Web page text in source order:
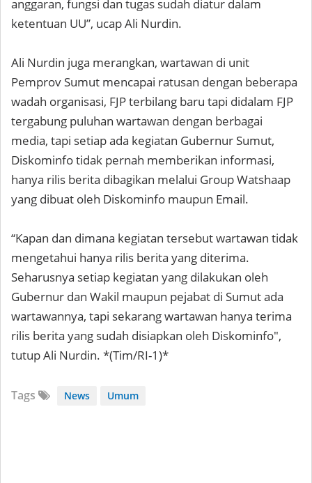
anggaran, fungsi dan tugas sudah diatur dalam
ketentuan UU”, ucap Ali Nurdin.
Ali Nurdin juga merangkan, wartawan di unit
Pemprov Sumut mencapai ratusan dengan beberapa
wadah organisasi, FJP terbilang baru tapi didalam FJP
tergabung puluhan wartawan dengan berbagai
media, tapi setiap ada kegiatan Gubernur Sumut,
Diskominfo tidak pernah memberikan informasi,
hanya rilis berita dibagikan melalui Group Watshaap
yang dibuat oleh Diskominfo maupun Email.
“Kapan dan dimana kegiatan tersebut wartawan tidak
mengetahui hanya rilis berita yang diterima.
Seharusnya setiap kegiatan yang dilakukan oleh
Gubernur dan Wakil maupun pejabat di Sumut ada
wartawannya, tapi sekarang wartawan hanya terima
rilis berita yang sudah disiapkan oleh Diskominfo",
tutup Ali Nurdin. *(Tim/RI-1)*
Tags News Umum